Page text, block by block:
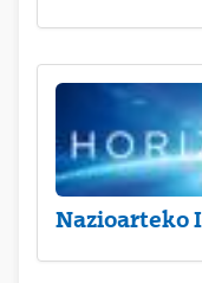
Nazioarteko